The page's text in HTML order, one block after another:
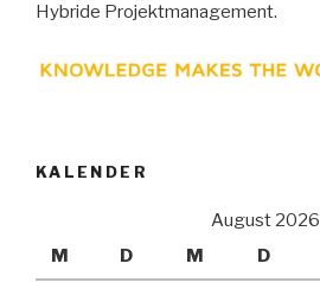
Hybride Projektmanagement.
KALENDER
August 2026
M
D M D